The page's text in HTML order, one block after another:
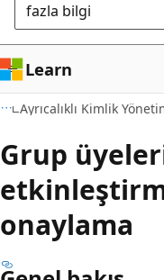
fazla bilgi
Learn
Ayrıcalıklı Kimlik
Grup
onaylama